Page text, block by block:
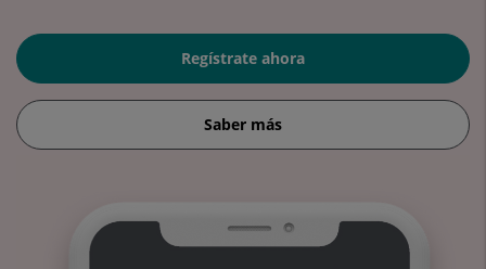
Regístrate ahora
Saber más